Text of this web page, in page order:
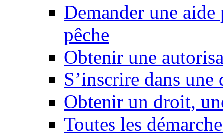
Demander une
pêche
Obtenir une
S’inscrire dans une
Obtenir un droit,
Toutes les